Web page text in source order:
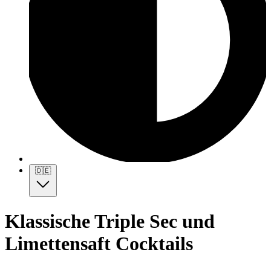
🇩🇪
Klassische Triple Sec und
Limettensaft Cocktails